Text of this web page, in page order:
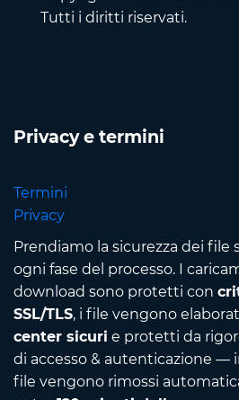
Tutti i diritti riservati.
Privacy e termini
Termini
Privacy
Prendiamo la sicurezza dei file
ogni fase del processo. I
download sono protetti con
SSL/TLS, i file vengono
center sicuri e protetti da
di accesso & autenticazione —
file vengono rimossi